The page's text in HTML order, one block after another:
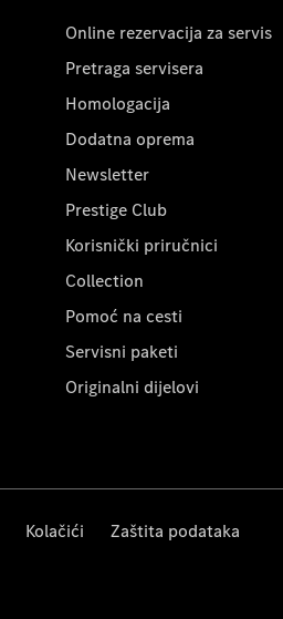
Online rezervacija za servis
Pretraga servisera
Homologacija
Dodatna oprema
Newsletter
Prestige Club
Korisnički priručnici
Collection
Pomoć na cesti
Servisni paketi
Originalni dijelovi
Kolačići Zaštita podataka